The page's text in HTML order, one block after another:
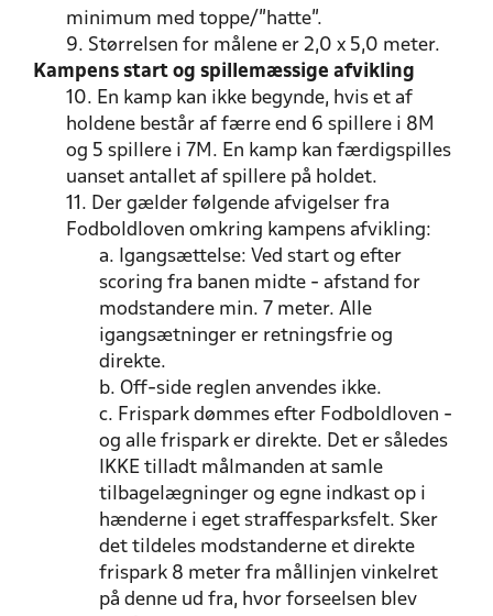
minimum med toppe/"hatte".
9. Størrelsen for målene er 2,0 x 5,0 meter.
Kampens start og spillemæssige afvikling
10. En kamp kan ikke begynde, hvis et af
holdene består af færre end 6 spillere i 8M
og 5 spillere i 7M. En kamp kan færdigspilles
uanset antallet af spillere på holdet.
11. Der gælder følgende afvigelser fra
Fodboldloven omkring kampens afvikling:
a. Igangsættelse: Ved start og efter
scoring fra banen midte - afstand for
modstandere min. 7 meter. Alle
igangsætninger er retningsfrie og
direkte.
b. Off-side reglen anvendes ikke.
c. Frispark dømmes efter Fodboldloven -
og alle frispark er direkte. Det er således
IKKE tilladt målmanden at samle
tilbagelægninger og egne indkast op i
hænderne i eget straffesparksfelt. Sker
det tildeles modstanderne et direkte
frispark 8 meter fra mållinjen vinkelret
på denne ud fra, hvor forseelsen blev